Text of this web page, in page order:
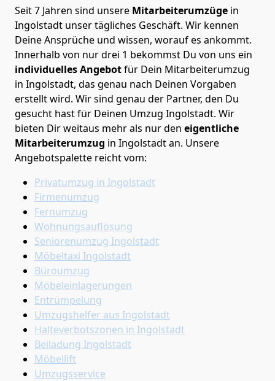
Seit 7 Jahren sind unsere Mitarbeiterumzüge in
Ingolstadt unser tägliches Geschäft. Wir kennen
Deine Ansprüche und wissen, worauf es ankommt.
Innerhalb von nur drei 1 bekommst Du von uns ein
individuelles Angebotfür Dein Mitarbeiterumzug
in Ingolstadt, das genau nach Deinen Vorgaben
erstellt wird. Wir sind genau der Partner, den Du
gesucht hast für Deinen Umzug Ingolstadt. Wir
bieten Dir weitaus mehr als nur den eigentliche
Mitarbeiterumzug in Ingolstadt an. Unsere
Angebotspalette reicht vom:
Privatumzug in Ingolstadt
Firmenumzug
Fernumzug
Wohnungsauflösung
Seniorenumzug Ingolstadt
Möbeltaxi Ingolstadt
Büroumzug
Möbeleinlagerungen
Entrümpelung
Umzugshelfer aus Ingolstadt
Halteverbotszonen in Ingolstadt
Beiladung Ingolstadt
Möbellift
Umzugsservice